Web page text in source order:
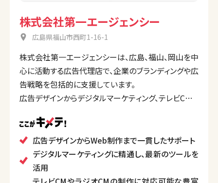
株式会社第一エージェンシー
広島県福山市西町1-16-1
株式会社第一エージェンシーは、広島、福山、岡山を中
心に活動する広告代理店で、企業のブランディングや広
告戦略を包括的に支援しています。
広告デザインからデジタルマーケティング、テレビCMや
サービスを提供。地域密着型のアプローチを重視し、
地元企業のビジネス成長に寄与しています。最新のデ
ジタルツールを活用したマーケティング施策や、地域
特性を活かした効果的なプロモーションが得意です。
広告デザインからWeb制作まで一貫したサポート
デジタルマーケティングに精通し、最新のツールを
活用